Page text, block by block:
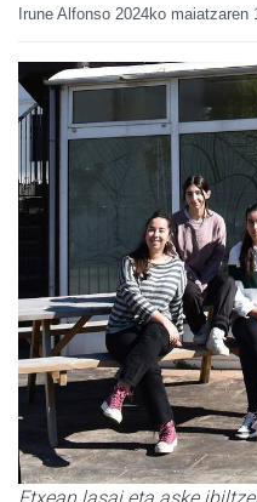
Irune Alfonso 2024ko maiatzaren